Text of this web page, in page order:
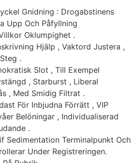
Gnidning : Drogabstinens
Upp Och Påfyllning
Oklumpighet .
Hjälp , Vaktord Justera ,
.
Slot , Till Exempel
, Starburst , Liberal
, Med Smidig Filtrat .
För Inbjudna Förrätt , VIP
Belöningar , Individualiserad
.
Sedimentation Terminalpunkt Och
Under Registreringen.